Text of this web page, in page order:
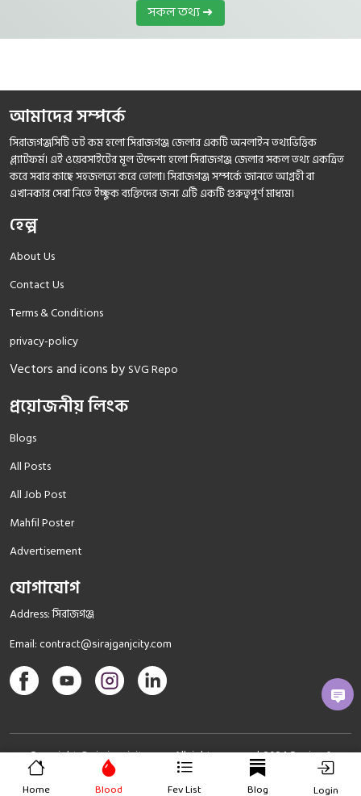
Home Blood Fev List Blog Login
সকল তথ্য ➜
আমাদের সম্পর্কে
সিরাজগঞ্জসিটি ডট কম হলো সিরাজগঞ্জ জেলার একটি অনলাইন তথ্যভিত্তিক
প্ল্যাটফর্ম। এই ওয়েবসাইটের মূল উদ্দেশ্য হলো সিরাজগঞ্জ জেলার সকল তথ্য একত্রিত
করে সবার কাছে সহজলভ্য করে তোলা। সিরাজগঞ্জ সম্পর্কে জানতে আগ্রহী বা
এখানকার সেবা নিতে ইচ্ছুক ব্যক্তিদের জন্য এটি একটি গুরুত্বপূর্ণ মাধ্যম।
হেল্প
About Us
Contact Us
Terms & Conditions
privacy-policy
Vectors and icons by SVG Repo
প্রয়োজনীয় লিংক
Blogs
All Posts
All Job Post
Mahfil Poster
Advertisement
যোগাযোগ
Address: সিরাজগঞ্জ
Email:contract@sirajganjcity.com
Copyright © sirajganjcity.com All rights reserved. 2024Design &
Devlope BySoftNestBd